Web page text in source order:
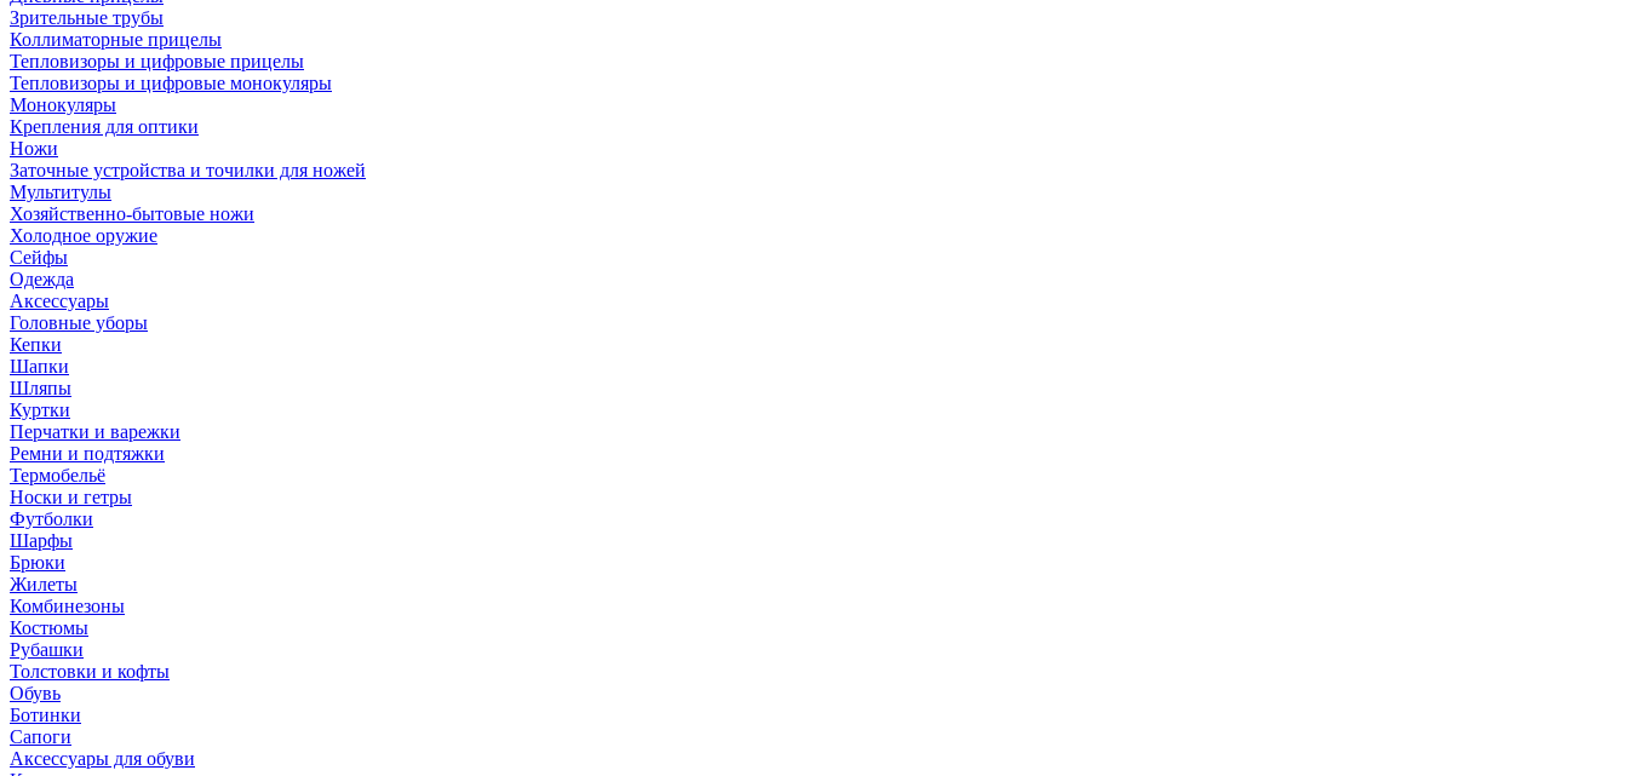
Зрительные трубы
Коллиматорные прицелы
Тепловизоры и цифровые прицелы
Тепловизоры и цифровые монокуляры
Монокуляры
Крепления для оптики
Ножи
Заточные устройства и точилки для ножей
Мультитулы
Хозяйственно-бытовые ножи
Холодное оружие
Сейфы
Одежда
Аксессуары
Головные уборы
Кепки
Шапки
Шляпы
Куртки
Перчатки и варежки
Ремни и подтяжки
Термобельё
Носки и гетры
Футболки
Шарфы
Брюки
Жилеты
Комбинезоны
Костюмы
Рубашки
Толстовки и кофты
Обувь
Ботинки
Сапоги
Аксессуары для обуви